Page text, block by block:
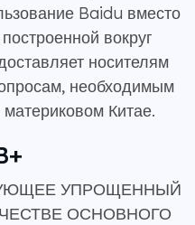
Baidu вместо
вокруг
носителям
необходимым
Китае.
УПРОЩЕННЫЙ
ОСНОВНОГО